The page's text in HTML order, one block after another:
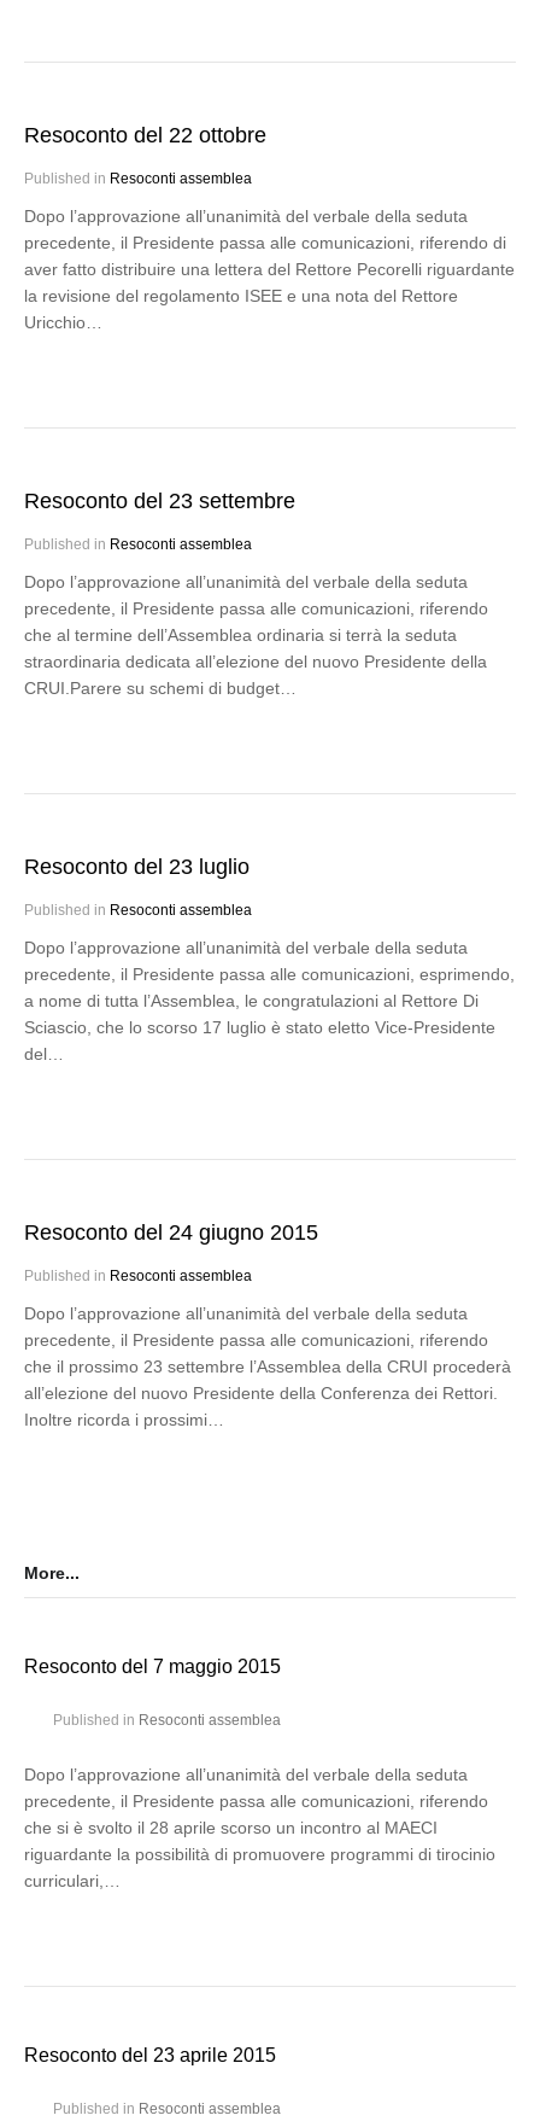
Resoconto del 22 ottobre
Published in Resoconti assemblea
Dopo l’approvazione all’unanimità del verbale della seduta
precedente, il Presidente passa alle comunicazioni, riferendo di
aver fatto distribuire una lettera del Rettore Pecorelli riguardante
la revisione del regolamento ISEE e una nota del Rettore
Uricchio…
Resoconto del 23 settembre
Published in Resoconti assemblea
Dopo l’approvazione all’unanimità del verbale della seduta
precedente, il Presidente passa alle comunicazioni, riferendo
che al termine dell’Assemblea ordinaria si terrà la seduta
straordinaria dedicata all’elezione del nuovo Presidente della
CRUI.Parere su schemi di budget…
Resoconto del 23 luglio
Published in Resoconti assemblea
Dopo l’approvazione all’unanimità del verbale della seduta
precedente, il Presidente passa alle comunicazioni, esprimendo,
a nome di tutta l’Assemblea, le congratulazioni al Rettore Di
Sciascio, che lo scorso 17 luglio è stato eletto Vice-Presidente
del…
Resoconto del 24 giugno 2015
Published in Resoconti assemblea
Dopo l’approvazione all’unanimità del verbale della seduta
precedente, il Presidente passa alle comunicazioni, riferendo
che il prossimo 23 settembre l’Assemblea della CRUI procederà
all’elezione del nuovo Presidente della Conferenza dei Rettori.
Inoltre ricorda i prossimi…
More...
Resoconto del 7 maggio 2015
Published in Resoconti assemblea
Dopo l’approvazione all’unanimità del verbale della seduta
precedente, il Presidente passa alle comunicazioni, riferendo
che si è svolto il 28 aprile scorso un incontro al MAECI
riguardante la possibilità di promuovere programmi di tirocinio
curriculari,…
Resoconto del 23 aprile 2015
Published in Resoconti assemblea